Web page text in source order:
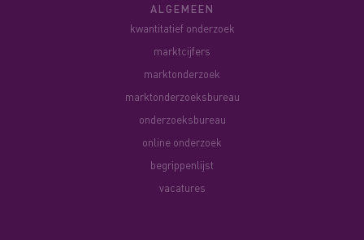
ALGEMEEN
kwantitatief onderzoek
marktcijfers
marktonderzoek
marktonderzoeksbureau
onderzoeksbureau
online onderzoek
begrippenlijst
vacatures